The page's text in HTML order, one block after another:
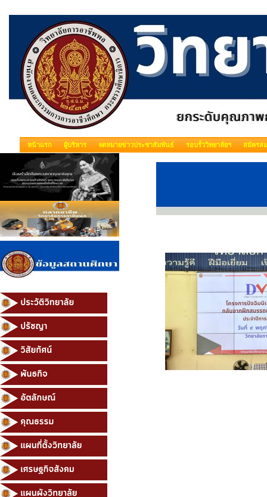
หน้าแรก ผู้บริหาร จดหมายข่าวประชาสัมพันธ์ รอบรั้ววิทยาลัยฯ สมัครส